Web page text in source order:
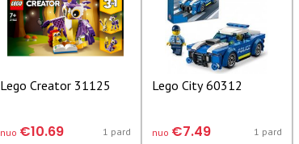
Lego Creator 31125
nuo €10.69 1 pard
Lego City 60312
nuo €7.49 1 pard